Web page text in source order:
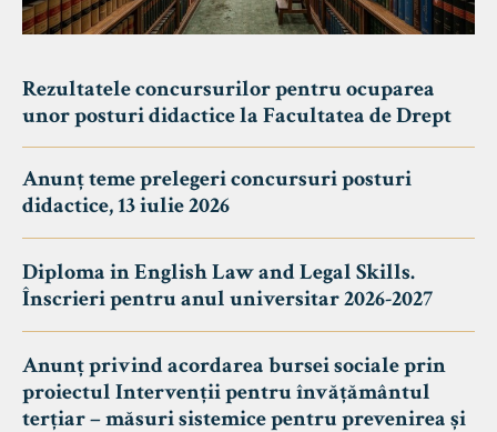
Rezultatele concursurilor pentru ocuparea
unor posturi didactice la Facultatea de Drept
Anunț teme prelegeri concursuri posturi
didactice, 13 iulie 2026
Diploma in English Law and Legal Skills.
Înscrieri pentru anul universitar 2026-2027
Anunț privind acordarea bursei sociale prin
proiectul Intervenții pentru învățământul
terțiar – măsuri sistemice pentru prevenirea și